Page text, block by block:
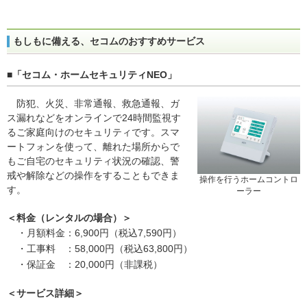
もしもに備える、セコムのおすすめサービス
■「セコム・ホームセキュリティNEO」
操作を行うホームコントロ
ーラー
防犯、火災、非常通報、救急通報、ガ
ス漏れなどをオンラインで24時間監視す
るご家庭向けのセキュリティです。スマ
ートフォンを使って、離れた場所からで
もご自宅のセキュリティ状況の確認、警
戒や解除などの操作をすることもできま
す。
＜料金（レンタルの場合）＞
・ 月額料金 ： 6,900円（税込7,590円）
・ 工事料 ： 58,000円（税込63,800円）
・ 保証金 ： 20,000円（非課税）
＜サービス詳細＞